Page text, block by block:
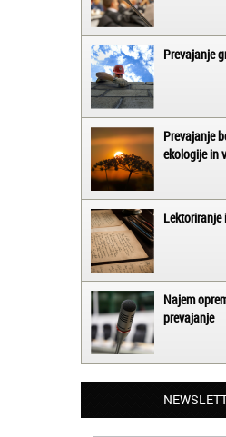
Prevajanje
Prevajanje
ekologije in
Lektoriranje
Najem
prevajanje
Matjaž iz Ajdovščine:
Lahko pohvalim vse
Oxford, ker so
prevajalske storitve